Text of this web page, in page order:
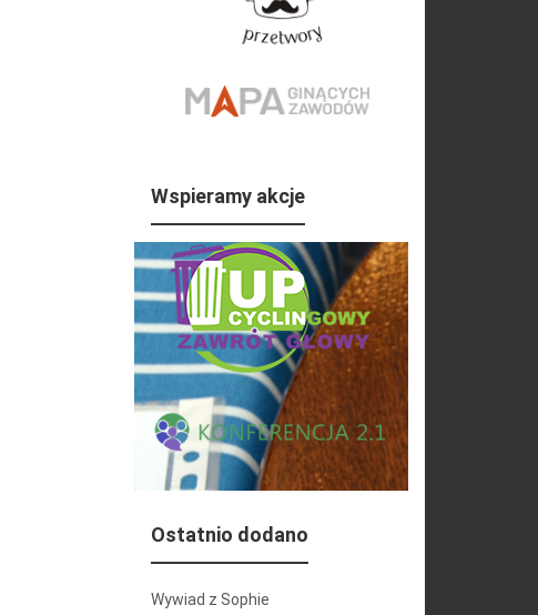
Wspieramy akcje
Ostatnio dodano
Wywiad z Sophie